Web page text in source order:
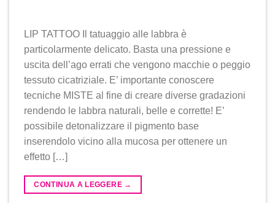
LIP TATTOO Il tatuaggio alle labbra è
particolarmente delicato. Basta una pressione e
uscita dell’ago errati che vengono macchie o peggio
tessuto cicatriziale. E’ importante conoscere
tecniche MISTE al fine di creare diverse gradazioni
rendendo le labbra naturali, belle e corrette! E’
possibile detonalizzare il pigmento base
inserendolo vicino alla mucosa per ottenere un
effetto […]
CONTINUA A LEGGERE →